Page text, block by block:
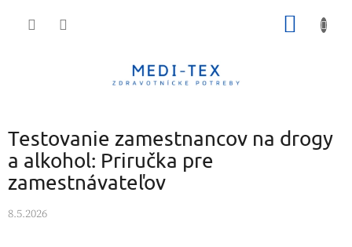
Testovanie zamestnancov na drogy
a alkohol: Priručka pre
zamestnávateľov
8.5.2026